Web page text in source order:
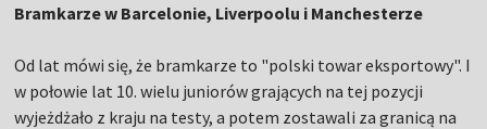
Bramkarze w Barcelonie, Liverpoolu i Manchesterze
Od lat mówi się, że bramkarze to "polski towar eksportowy". I
w połowie lat 10. wielu juniorów grających na tej pozycji
wyjeżdżało z kraju na testy, a potem zostawali za granicą na